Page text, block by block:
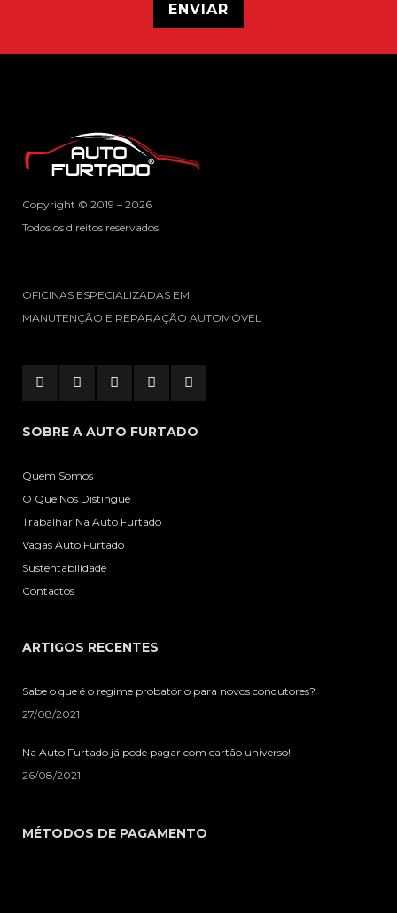
ENVIAR
Copyright © 2019 – 2026
Todos os direitos reservados.
OFICINAS ESPECIALIZADAS EM
MANUTENÇÃO E REPARAÇÃO AUTOMÓVEL
SOBRE A AUTO FURTADO
Quem Somos
O Que Nos Distingue
Trabalhar Na Auto Furtado
Vagas Auto Furtado
Sustentabilidade
Contactos
ARTIGOS RECENTES
Sabe o que é o regime probatório para novos condutores?
27/08/2021
Na Auto Furtado já pode pagar com cartão universo!
26/08/2021
MÉTODOS DE PAGAMENTO